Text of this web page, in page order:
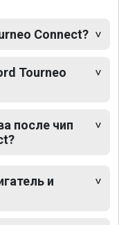
Connect?
Tourneo
после чип
и